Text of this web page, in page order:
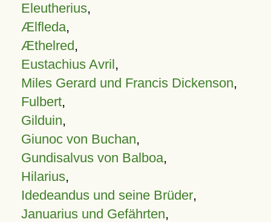
Eleutherius,
Ælfleda,
Æthelred,
Eustachius Avril,
Miles Gerard und Francis Dickenson,
Fulbert,
Gilduin,
Giunoc von Buchan,
Gundisalvus von Balboa,
Hilarius,
Idedeandus und seine Brüder,
Januarius und Gefährten,